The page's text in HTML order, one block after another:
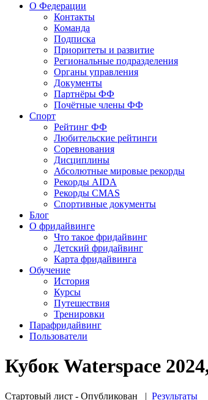
О Федерации
Контакты
Команда
Подписка
Приоритеты и развитие
Региональные подразделения
Органы управления
Документы
Партнёры ФФ
Почётные члены ФФ
Спорт
Рейтинг ФФ
Любительские рейтинги
Соревнования
Дисциплины
Абсолютные мировые рекорды
Рекорды AIDA
Рекорды CMAS
Спортивные документы
Блог
О фридайвинге
Что такое фридайвинг
Детский фридайвинг
Карта фридайвинга
Обучение
История
Курсы
Путешествия
Тренировки
Парафридайвинг
Пользователи
Кубок Waterspace
Стартовый лист - Опубликован | Результаты